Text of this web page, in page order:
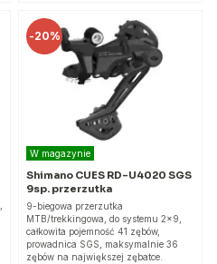
-20%
W magazynie
Shimano CUES RD-U4020 SGS
9sp. przerzutka
9-biegowa przerzutka
MTB/trekkingowa, do systemu 2x9,
całkowita pojemność 41 zębów,
prowadnica SGS, maksymalnie 36
zębów na największej zębatce.